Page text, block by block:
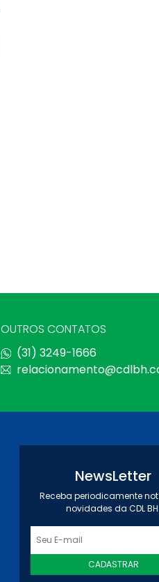
OUTROS CONTATOS
(31) 3249-1666
NewsLetter
Receba periodicamente
novidades da CDL BH.
CADASTRAR